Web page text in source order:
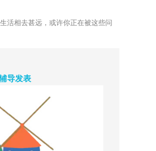
活相去甚远，或许你正在被这些问
导发表